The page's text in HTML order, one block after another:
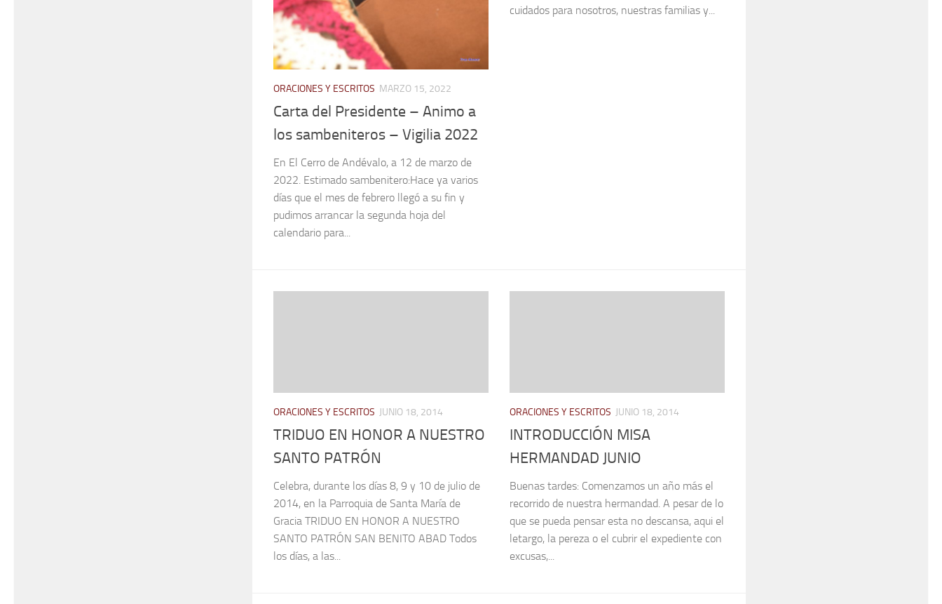
ORACIONES Y ESCRITOS MARZO 15, 2022
Carta del Presidente – Animo a
los sambeniteros – Vigilia 2022
En El Cerro de Andévalo, a 12 de marzo de
2022. Estimado sambenitero:Hace ya varios
días que el mes de febrero llegó a su fin y
pudimos arrancar la segunda hoja del
calendario para...
cuidados para nosotros, nuestras familias y...
ORACIONES Y ESCRITOS JUNIO 18, 2014
TRIDUO EN HONOR A NUESTRO
SANTO PATRÓN
Celebra, durante los días 8, 9 y 10 de julio de
2014, en la Parroquia de Santa María de
Gracia TRIDUO EN HONOR A NUESTRO
SANTO PATRÓN SAN BENITO ABAD Todos
los días, a las...
ORACIONES Y ESCRITOS JUNIO 18, 2014
INTRODUCCIÓN MISA
HERMANDAD JUNIO
Buenas tardes: Comenzamos un año más el
recorrido de nuestra hermandad. A pesar de lo
que se pueda pensar esta no descansa, aqui el
letargo, la pereza o el cubrir el expediente con
excusas,...